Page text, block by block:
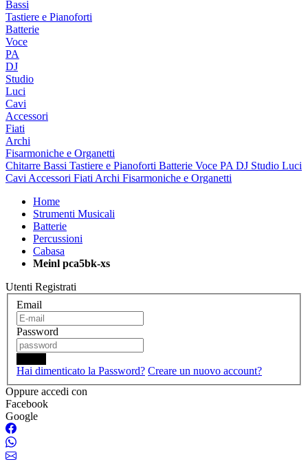
Bassi
Tastiere e Pianoforti
Batterie
Voce
PA
DJ
Studio
Luci
Cavi
Accessori
Fiati
Archi
Fisarmoniche e Organetti
Chitarre Bassi Tastiere e Pianoforti Batterie Voce PA DJ Studio Luci
Cavi Accessori Fiati Archi Fisarmoniche e Organetti
Home
Strumenti Musicali
Batterie
Percussioni
Cabasa
Meinl pca5bk-xs
Utenti Registrati
Email
Password
Hai dimenticato la Password? Creare un nuovo account?
Oppure accedi con
Facebook
Google